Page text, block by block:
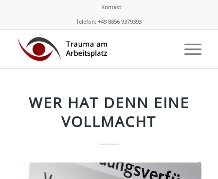
Kontakt
Telefon: +49 8856 9379393
WER HAT DENN EINE
VOLLMACHT